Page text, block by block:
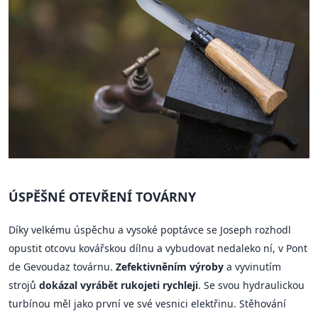
ÚSPĚŠNÉ OTEVŘENÍ TOVÁRNY
Díky velkému úspěchu a vysoké poptávce se Joseph rozhodl
opustit otcovu kovářskou dílnu a vybudovat nedaleko ní, v Pont
de Gevoudaz továrnu. Zefektivněním výroby a vyvinutím
strojů dokázal vyrábět rukojeti rychleji. Se svou hydraulickou
turbínou měl jako první ve své vesnici elektřinu. Stěhování